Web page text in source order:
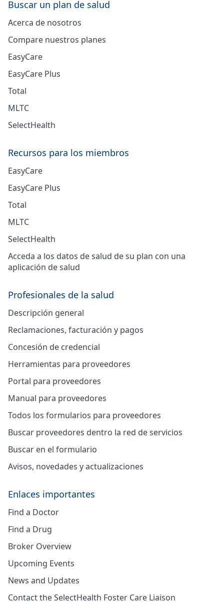
Buscar un plan de salud
Acerca de nosotros
Compare nuestros planes
EasyCare
EasyCare Plus
Total
MLTC
SelectHealth
Recursos para los miembros
EasyCare
EasyCare Plus
Total
MLTC
SelectHealth
Acceda a los datos de salud de su plan con una
aplicación de salud
Profesionales de la salud
Descripción general
Reclamaciones, facturación y pagos
Concesión de credencial
Herramientas para proveedores
Portal para proveedores
Manual para proveedores
Todos los formularios para proveedores
Buscar proveedores dentro la red de servicios
Buscar en el formulario
Avisos, novedades y actualizaciones
Enlaces importantes
Find a Doctor
Find a Drug
Broker Overview
Upcoming Events
News and Updates
Contact the SelectHealth Foster Care Liaison